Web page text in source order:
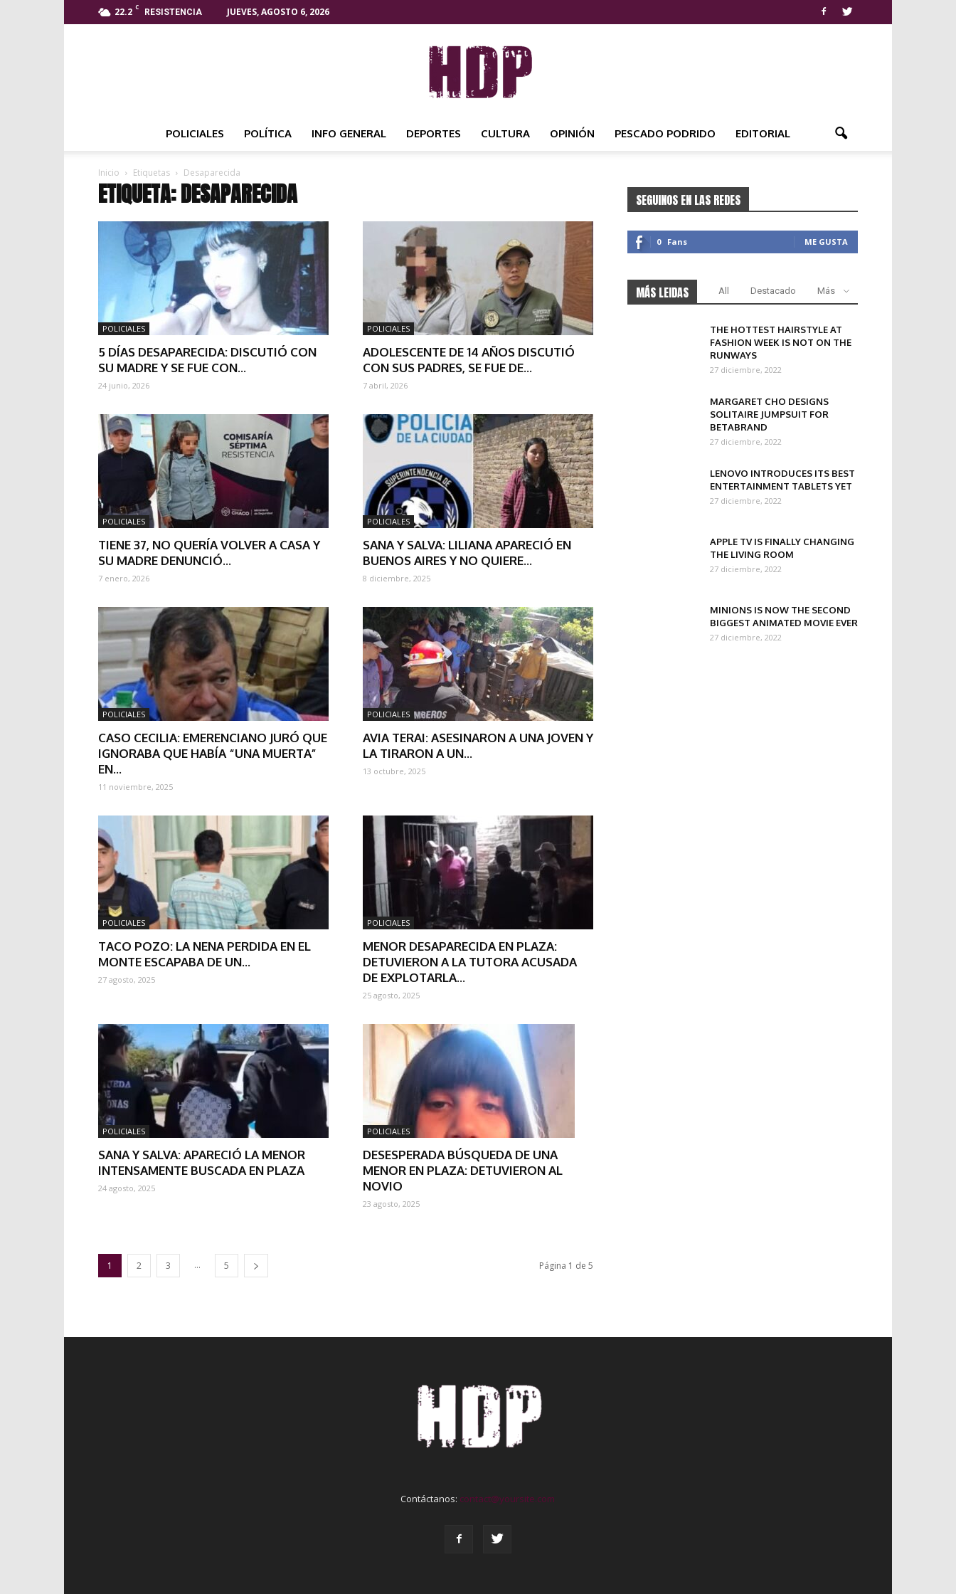
22.2 C
RESISTENCIA JUEVES, AGOSTO 6, 2026
NOTICIAS
POLICIALES POLÍTICA INFO GENERAL DEPORTES CULTURA OPINIÓN PESCADO PODRIDO EDITORIAL
Inicio Etiquetas Desaparecida
ETIQUETA: DESAPARECIDA
POLICIALES
5 DÍAS DESAPARECIDA: DISCUTIÓ CON
SU MADRE Y SE FUE CON...
24 junio, 2026
POLICIALES
ADOLESCENTE DE 14 AÑOS DISCUTIÓ
CON SUS PADRES, SE FUE DE...
7 abril, 2026
POLICIALES
TIENE 37, NO QUERÍA VOLVER A CASA Y
SU MADRE DENUNCIÓ...
7 enero, 2026
POLICIALES
SANA Y SALVA: LILIANA APARECIÓ EN
BUENOS AIRES Y NO QUIERE...
8 diciembre, 2025
POLICIALES
CASO CECILIA: EMERENCIANO JURÓ QUE
IGNORABA QUE HABÍA “UNA MUERTA”
EN...
11 noviembre, 2025
POLICIALES
AVIA TERAI: ASESINARON A UNA JOVEN Y
LA TIRARON A UN...
13 octubre, 2025
POLICIALES
TACO POZO: LA NENA PERDIDA EN EL
MONTE ESCAPABA DE UN...
27 agosto, 2025
POLICIALES
MENOR DESAPARECIDA EN PLAZA:
DETUVIERON A LA TUTORA ACUSADA
DE EXPLOTARLA...
25 agosto, 2025
POLICIALES
SANA Y SALVA: APARECIÓ LA MENOR
INTENSAMENTE BUSCADA EN PLAZA
24 agosto, 2025
POLICIALES
DESESPERADA BÚSQUEDA DE UNA
MENOR EN PLAZA: DETUVIERON AL
NOVIO
23 agosto, 2025
1 2 3 ... 5 Página 1 de 5
SEGUINOS EN LAS REDES
0 Fans ME GUSTA
MÁS LEIDAS All Destacado Más
THE HOTTEST HAIRSTYLE AT
FASHION WEEK IS NOT ON THE
RUNWAYS
27 diciembre, 2022
MARGARET CHO DESIGNS
SOLITAIRE JUMPSUIT FOR
BETABRAND
27 diciembre, 2022
LENOVO INTRODUCES ITS BEST
ENTERTAINMENT TABLETS YET
27 diciembre, 2022
APPLE TV IS FINALLY CHANGING
THE LIVING ROOM
27 diciembre, 2022
MINIONS IS NOW THE SECOND
BIGGEST ANIMATED MOVIE EVER
27 diciembre, 2022
Contáctanos: contact@yoursite.com